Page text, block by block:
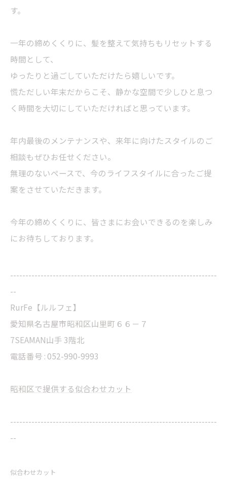
す。
一年の締めくくりに、髪を整えて気持ちもリセットする
時間として、
ゆったりと過ごしていただけたら嬉しいです。
慌ただしい年末だからこそ、静かな空間で少しひと息つ
く時間を大切にしていただければと思っています。
年内最後のメンテナンスや、来年に向けたスタイルのご
相談もぜひお任せください。
無理のないペースで、今のライフスタイルに合ったご提
案をさせていただきます。
今年の締めくくりに、皆さまにお会いできるのを楽しみ
にお待ちしております。
--------------------------------------------------------------------
--
RurFe【ルルフェ】
愛知県名古屋市昭和区山里町６６－７
7SEAMAN山手 3階北
電話番号 : 052-990-9993
昭和区で提供する似合わせカット
--------------------------------------------------------------------
--
似合わせカット